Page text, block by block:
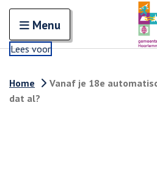
Open en sluit het
Menu
Lees voor
Home
Vanaf je 18e
dat al?